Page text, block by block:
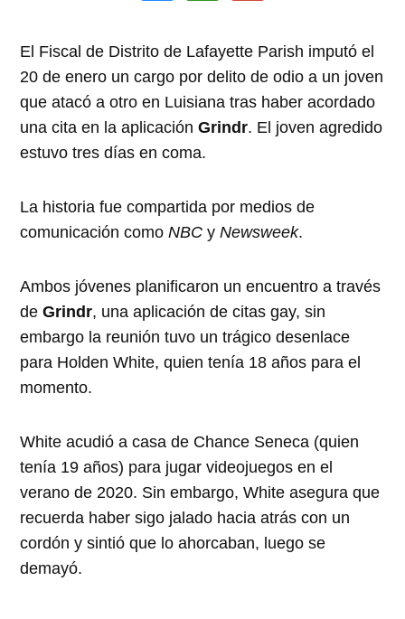
El Fiscal de Distrito de Lafayette Parish imputó el
20 de enero un cargo por delito de odio a un joven
que atacó a otro en Luisiana tras haber acordado
una cita en la aplicaciónGrindr. El joven agredido
estuvo tres días en coma.
La historia fue compartida por medios de
comunicación como NBC yNewsweek.
Ambos jóvenes planificaron un encuentro a través
deGrindr, una aplicación de citas gay, sin
embargo la reunión tuvo un trágico desenlace
para Holden White, quien tenía 18 años para el
momento.
White acudió a casa de Chance Seneca (quien
tenía 19 años) para jugar videojuegos en el
verano de 2020. Sin embargo, White asegura que
recuerda haber sigo jalado hacia atrás con un
cordón y sintió que lo ahorcaban, luego se
demayó.